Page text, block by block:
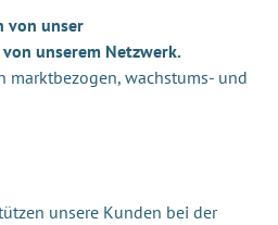
von unser
unserem Netzwerk.
marktbezogen, wachstums- und
unsere Kunden bei der